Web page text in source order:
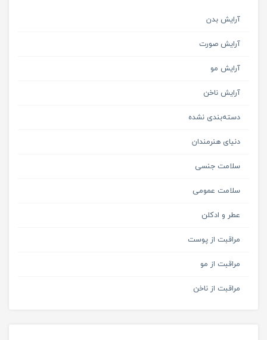
آرایش بدن
آرایش صورت
آرایش مو
آرایش ناخن
دسته‌بندی نشده
دنیای هنرمندان
سلامت جنسی
سلامت عمومی
عطر و ادکلن
مراقبت از پوست
مراقبت از مو
مراقبت از ناخن